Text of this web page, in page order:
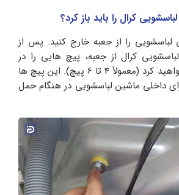
کرال را باید باز کرد؟
لباسشویی را از جعبه خارج کنید. پس از
کرال از جعبه، پیچ هایی را در
پشت آن مشاهده خواهید کرد (معمولاً 4 تا 6 پیچ). این پیچ ها
داخلی ماشین لباسشویی در هنگام حمل